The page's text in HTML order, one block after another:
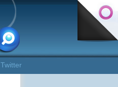
Twitter